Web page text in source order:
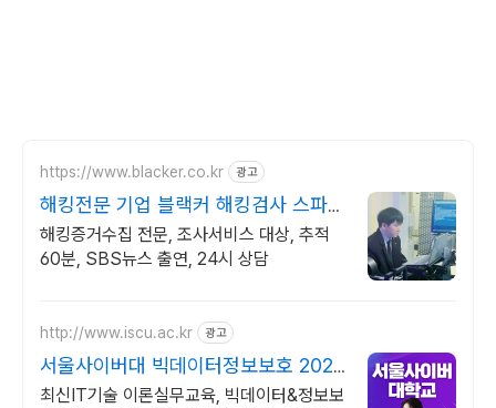
https://www.blacker.co.kr 광고
해킹전문 기업 블랙커 해킹검사 스파이
앱 탐지 전문
해킹증거수집 전문, 조사서비스 대상, 추적
60분, SBS뉴스 출연, 24시 상담
http://www.iscu.ac.kr 광고
서울사이버대 빅데이터정보보호 2026
가을학기 신편입생
최신IT기술 이론실무교육, 빅데이터&정보보